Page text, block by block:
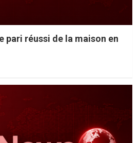
pari réussi de la maison en